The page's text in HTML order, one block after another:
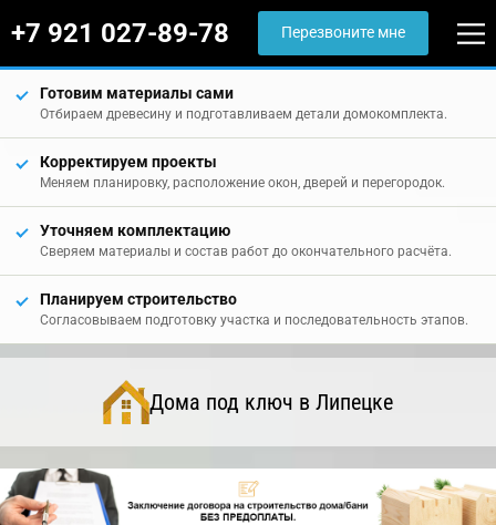
+7 921 027-89-78 Перезвоните мне
Готовим материалы сами
Отбираем древесину и подготавливаем детали домокомплекта.
Корректируем проекты
Меняем планировку, расположение окон, дверей и перегородок.
Уточняем комплектацию
Сверяем материалы и состав работ до окончательного расчёта.
Планируем строительство
Согласовываем подготовку участка и последовательность этапов.
Дома под ключ в Липецке